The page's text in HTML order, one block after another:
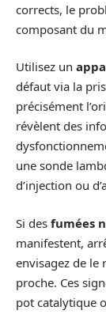
corrects, le
composant du
Utilisez un
défaut via la
précisément
révèlent des
une sonde
d’injection ou
Si des fumées
manifestent,
envisagez de le
proche. Ces
pot catalytique